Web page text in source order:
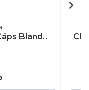
Bland..